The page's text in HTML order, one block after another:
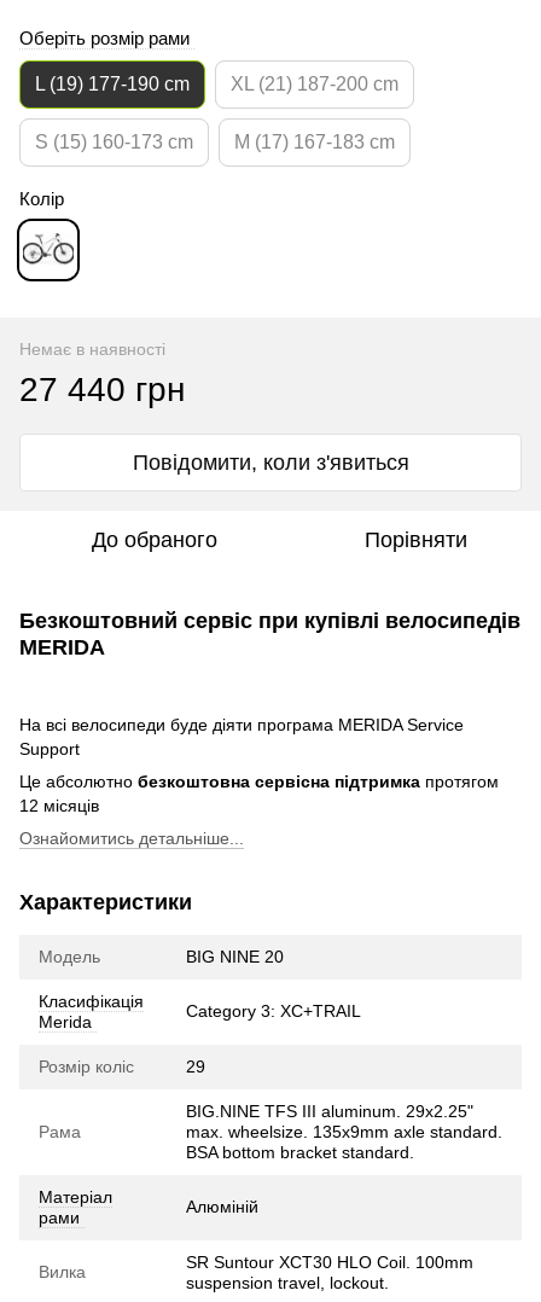
Оберіть розмір рами
L (19) 177-190 cm XL (21) 187-200 cm
S (15) 160-173 cm M (17) 167-183 cm
Колір
Немає в наявності
27 440 грн
Повідомити, коли з'явиться
До обраного Порівняти
Безкоштовний сервіс при купівлі велосипедів
MERIDA
На всі велосипеди буде діяти програма MERIDA Service
Support
Це абсолютно безкоштовна сервісна підтримка протягом
12 місяців
Ознайомитись детальніше...
Характеристики
Модель BIG NINE 20
Класифікація
Merida
Category 3: XC+TRAIL
Розмір коліс 29
Рама
BIG.NINE TFS III aluminum. 29x2.25"
max. wheelsize. 135x9mm axle standard.
BSA bottom bracket standard.
Матеріал
рами
Алюміній
Вилка
SR Suntour XCT30 HLO Coil. 100mm
suspension travel, lockout.